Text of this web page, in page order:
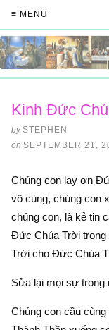
≡ MENU
Kinh Đức
by STEPHEN
on SEPTEMBER 21,
Chúng con lạy ơn
vô cùng, chúng con
chúng con, là kẻ tin
Đức Chúa Trời trong
Trời cho Đức Chúa
Sửa lại mọi sự trong
Chúng con cầu